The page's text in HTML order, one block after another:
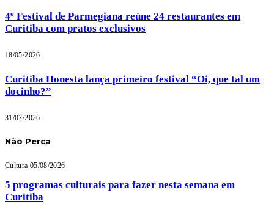
4º Festival de Parmegiana reúne 24 restaurantes em
Curitiba com pratos exclusivos
18/05/2026
Curitiba Honesta lança primeiro festival “Oi, que tal um
docinho?”
31/07/2026
Não Perca
Cultura 05/08/2026
5 programas culturais para fazer nesta semana em
Curitiba